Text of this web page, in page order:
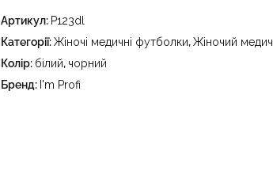
праски до 150 °C - не відбілювати - суха чистка
тетрахлоретилену (перхлоретилену) та
в пральному барабані за температури до 40 °C
Артикул: P123dl
Категорії:Жіночі медичні футболки,Жіночий
Колір: білий, чорний
Бренд: I'm Profi